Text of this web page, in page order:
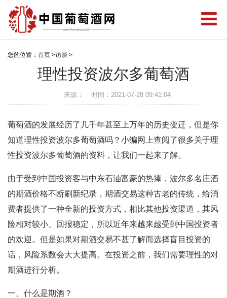
您的位置： 首页 >访谈 >
理性投资波尔多葡萄酒
来源： 时间：2021-07-28 09:41:04
葡萄酒的发展经历了几千年甚至上万年的历史变迁，但是你
知道理性投资波尔多葡萄酒吗？小编网上查阅了很多关于理
性投资波尔多葡萄酒的资料，让我们一起来了解。
由于受到中国投资客与中东石油富豪的热捧，波尔多名庄酒
的期酒价格不断刷新纪录，期酒交易这种古老的传统，给消
费者提供了一种全新的投资方式，相比其他投资渠道，其风
险相对较小、回报稳定，所以近年来越来越受到中国投资者
的欢迎。但是如果对期酒交易不甚了解而选择盲目投资的
话，风险系数会大大提高。在投资之前，我们需要理性的对
期酒进行分析。
一、什么是期酒？